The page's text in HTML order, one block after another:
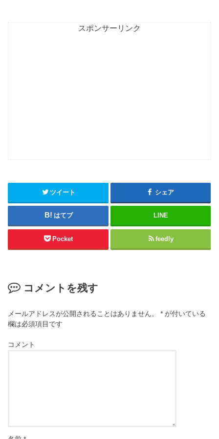
スポンサーリンク
ツイート シェア
はてブ LINE
Pocket feedly
コメントを残す
メールアドレスが公開されることはありません。 * が付いている
欄は必須項目です
コメント